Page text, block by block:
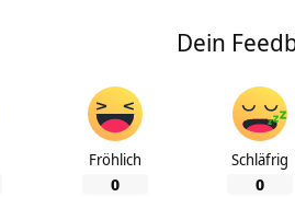
Dein
Fröhlich
0
Schläfrig
0